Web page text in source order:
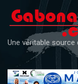
content
Une véritable